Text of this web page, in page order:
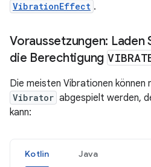
VibrationEffect .
Voraussetzungen: Laden
die Berechtigung
Die meisten Vibrationen können
Vibrator abgespielt werden,
kann:
Kotlin Java